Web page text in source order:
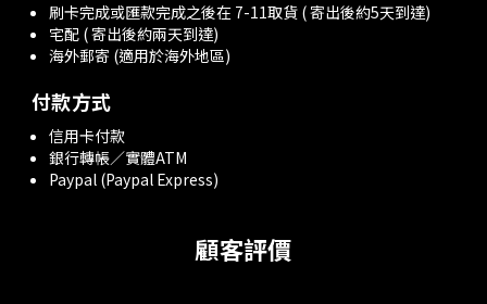
刷卡完成或匯款完成之後在 7-11取貨 ( 寄出後約5天到達)
宅配 ( 寄出後約兩天到達)
海外郵寄 (適用於海外地區)
付款方式
信用卡付款
銀行轉帳／實體ATM
Paypal (Paypal Express)
顧客評價